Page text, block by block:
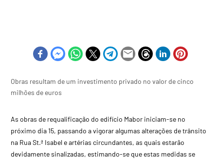
Obras resultam de um investimento privado no valor de cinco
milhões de euros
As obras de requalificação do edifício Mabor iniciam-se no
próximo dia 15, passando a vigorar algumas alterações de trânsito
na Rua St.ª Isabel e artérias circundantes, as quais estarão
devidamente sinalizadas, estimando-se que estas medidas se